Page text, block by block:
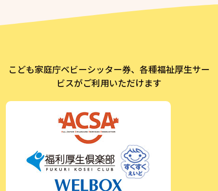
こども家庭庁ベビーシッター券、各種福祉厚生サー
ビスがご利用いただけます